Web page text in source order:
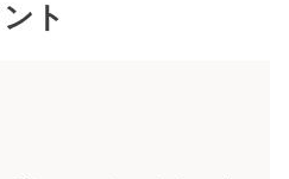
ト